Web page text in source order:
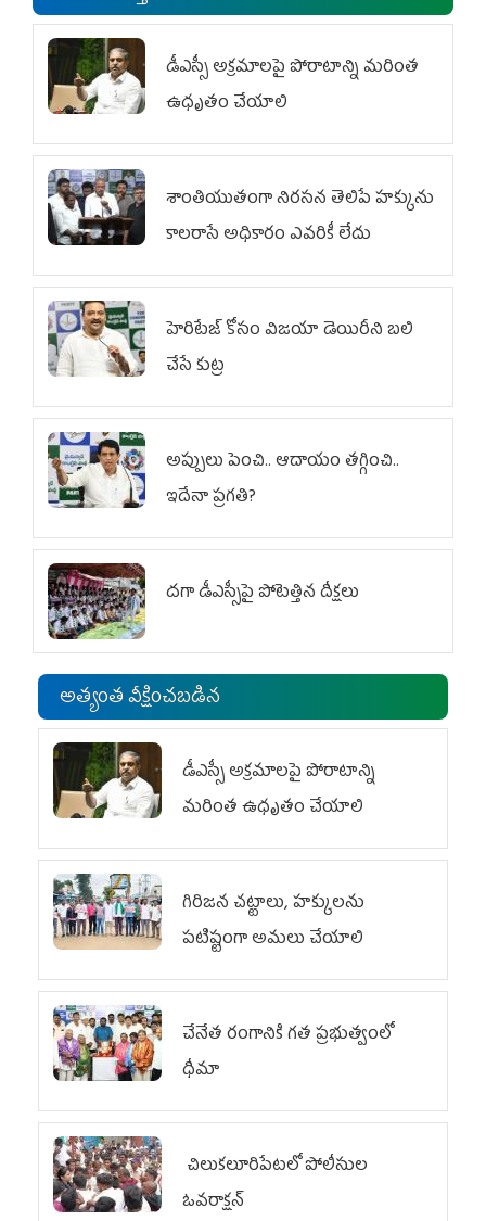
డీఎస్సీ అక్రమాలపై పోరాటాన్ని మరింత
ఉధృతం చేయాలి
శాంతియుతంగా నిరసన తెలిపే హక్కును
కాలరాసే అధికారం ఎవరికీ లేదు
హెరిటేజ్ కోసం విజయా డెయిరీని బలి
చేసే కుట్ర‌
అప్పులు పెంచి.. ఆదాయం తగ్గించి..
ఇదేనా ప్రగతి?
దగా డీఎస్సీపై పోటెత్తిన దీక్షలు
అత్యంత వీక్షించబడిన
డీఎస్సీ అక్రమాలపై పోరాటాన్ని
మరింత ఉధృతం చేయాలి
గిరిజన చట్టాలు, హక్కులను
పటిష్టంగా అమలు చేయాలి
చేనేత రంగానికి గత ప్రభుత్వంలో
ధీమా
చిలుక‌లూరిపేట‌లో పోలీసుల
ఓవ‌రాక్ష‌న్‌